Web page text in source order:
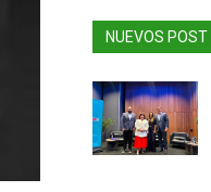
NUEVOS POST